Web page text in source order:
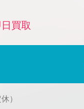
買取
）